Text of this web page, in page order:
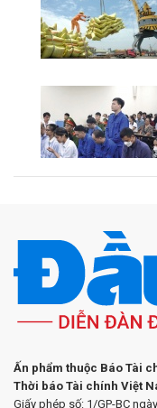
Ấn phẩm thuộc Báo Tài
Thời báo Tài chính Việt
Giấy phép số: 1/GP-BC